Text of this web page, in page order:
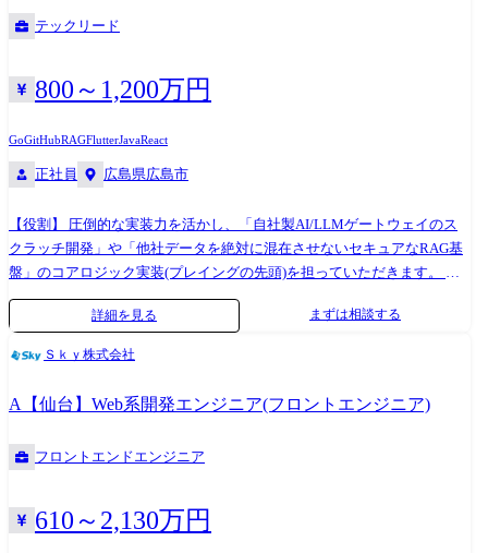
ています。Brand Strategist、BXデザイナー、UIデザイナー、コピーライ
ターと役割は様々です。 構成:ディレクター1名、リード1名、メンバー7
等 AIツール:ChatGPT、Gemini Pro、NotebookLM、Claude、Cursor 、
midjourney、Figma Make ●事例・インタビュー メディフォード:事業再編
mediford
テックリード
800～1,200万円
GoGitHubRAGFlutterJavaReact
正社員 広島県広島市
【役割】 圧倒的な実装力を活かし、「自社製AI/LLMゲートウェイのス
クラッチ開発」や「他社データを絶対に混在させないセキュアなRAG基
盤」のコアロジック実装(プレイングの先頭)を担っていただきます。 そ
の後、半年〜1年を目安に以下のステップで「技術への責任範囲」を全社
規模へと拡張していただきます。 ・基盤のコアコンポーネントの自らに
よる実装、および技術的ブレイクスルーの体現 ・全社プロダクトが利用
策定 ・部署横断での技術選定、難解なシステムトラブルの最終エスカレ
ーション対応、およびADR(アーキテクチャ決定記録)の主導 ※ピープル
マネジメント(評価・労務管理)の責務はありません。「純粋に技術とプロ
ダクトの品質でチームを引っ張るスペシャリスト」としてのキャリアを
AI Readyなデータ基盤のアーキテクチャ設計、開発のアーキテクチャ全
体のグランドデザイン ・非機能要件(レイテンシー、スケーラビリティ、
詳細を見る まずは相談する
Ｓｋｙ株式会社
A【仙台】Web系開発エンジニア(フロントエンジニア)
フロントエンドエンジニア
610～2,130万円